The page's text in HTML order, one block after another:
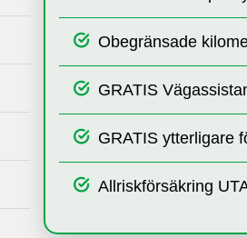
Obegränsade
GRATIS
GRATIS ytterligare
Allriskförsäkring